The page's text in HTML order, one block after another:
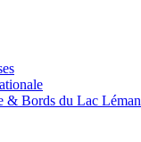
& Bords du Lac Léman